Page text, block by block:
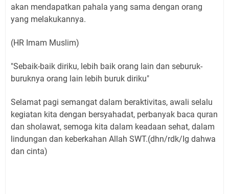
akan mendapatkan pahala yang sama dengan orang
yang melakukannya.
(HR Imam Muslim)
"Sebaik-baik diriku, lebih baik orang lain dan seburuk-
buruknya orang lain lebih buruk diriku"
Selamat pagi semangat dalam beraktivitas, awali selalu
kegiatan kita dengan bersyahadat, perbanyak baca quran
dan sholawat, semoga kita dalam keadaan sehat, dalam
lindungan dan keberkahan Allah SWT.(dhn/rdk/Ig dahwa
dan cinta)